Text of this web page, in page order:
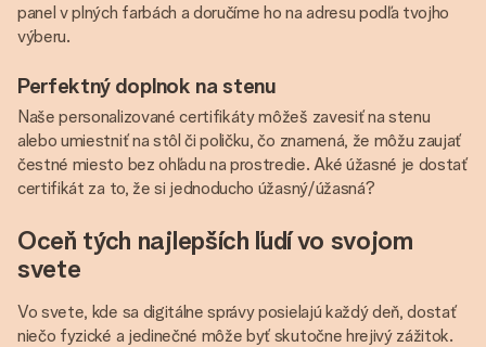
panel v plných farbách a doručíme ho na adresu podľa tvojho
výberu.
Perfektný doplnok na stenu
Naše personalizované certifikáty môžeš zavesiť na stenu
alebo umiestniť na stôl či poličku, čo znamená, že môžu zaujať
čestné miesto bez ohľadu na prostredie. Aké úžasné je dostať
certifikát za to, že si jednoducho úžasný/úžasná?
Oceň tých najlepších ľudí vo svojom
svete
Vo svete, kde sa digitálne správy posielajú každý deň, dostať
niečo fyzické a jedinečné môže byť skutočne hrejivý zážitok.